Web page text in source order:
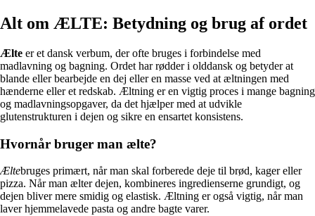
Alt om ÆLTE: Betydning og brug af ordet
Ælte er et dansk verbum, der ofte bruges i forbindelse med
madlavning og bagning. Ordet har rødder i olddansk og betyder at
blande eller bearbejde en dej eller en masse ved at æltningen med
hænderne eller et redskab. Æltning er en vigtig proces i mange bagning
og madlavningsopgaver, da det hjælper med at udvikle
glutenstrukturen i dejen og sikre en ensartet konsistens.
Hvornår bruger man ælte?
Æltebruges primært, når man skal forberede deje til brød, kager eller
pizza. Når man ælter dejen, kombineres ingredienserne grundigt, og
dejen bliver mere smidig og elastisk. Æltning er også vigtig, når man
laver hjemmelavede pasta og andre bagte varer.